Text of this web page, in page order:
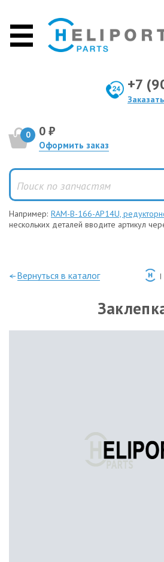
+7
0 0 ₽
Оформить заказ
Например: RAM-B-166-AP14U,
нескольких деталей вводите артикул
—Вернуться в каталог